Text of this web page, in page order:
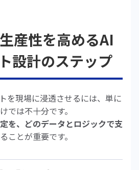
産性を高めるAI
設計のステップ
を現場に浸透させるには、単に
では不十分です。
を、どのデータとロジックで支
ことが重要です。